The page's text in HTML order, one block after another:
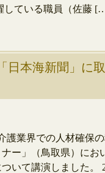
している職員（佐藤
日本海新聞」に
護業界での人材確保
ー」（鳥取県）にお
いて講演しました。